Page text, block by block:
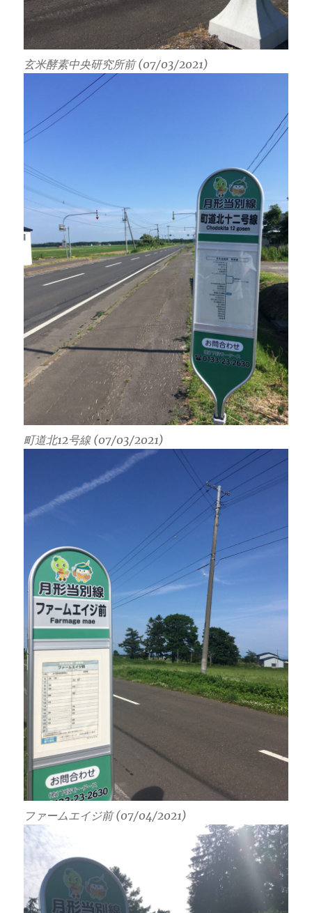
玄米酵素中央研究所前 (07/03/2021)
町道北12号線 (07/03/2021)
ファームエイジ前 (07/04/2021)